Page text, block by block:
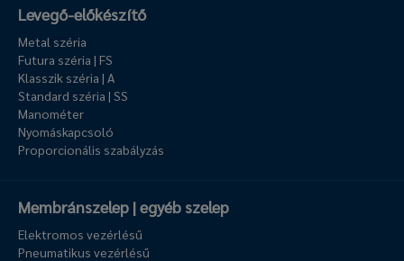
Levegő-előkészítő
Metal széria
Futura széria | FS
Klasszik széria | A
Standard széria | SS
Manométer
Nyomáskapcsoló
Proporcionális szabályzás
Membránszelep | egyéb szelep
Elektromos vezérlésű
Pneumatikus vezérlésű